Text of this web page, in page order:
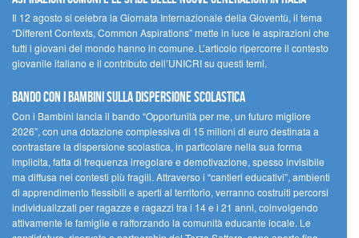
Il 12 agosto si celebra la Giornata Internazionale della Gioventù, il tema
“Different Contexts, Common Aspirations” mette in luce le aspirazioni che
tutti i giovani del mondo hanno in comune. L’articolo ripercorre il contesto
giovanile italiano e il contributo dell’UNICRI su questi temi.
Bando Con i Bambini sulla dispersione scolastica
Con i Bambini lancia il bando “Opportunità per me, un futuro migliore
2026”, con una dotazione complessiva di 15 milioni di euro destinata a
contrastare la dispersione scolastica, in particolare nella sua forma
implicita, fatta di frequenza irregolare e demotivazione, spesso invisibile
ma diffusa nei contesti più fragili. Attraverso i “cantieri educativi”, ambienti
di apprendimento flessibili e aperti al territorio, verranno costruiti percorsi
individualizzati per ragazze e ragazzi tra i 14 e i 21 anni, coinvolgendo
attivamente le famiglie e rafforzando la comunità educante locale. Le